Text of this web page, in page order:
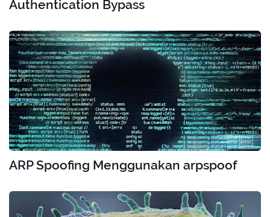
Authentication Bypass
ARP Spoofing Menggunakan arpspoof